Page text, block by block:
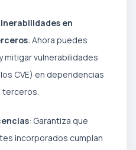
en
: Ahora puedes
mitigar vulnerabilidades
CVE) en dependencias
terceros.
: Garantiza que
incorporados cumplan